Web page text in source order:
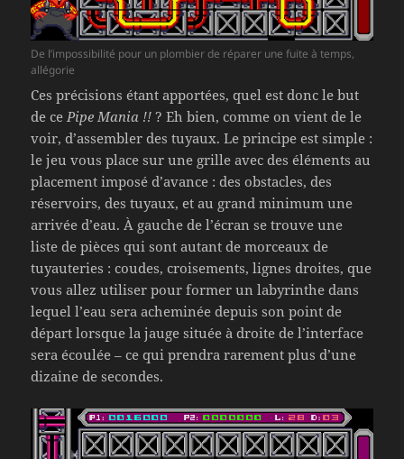
De l’impossibilité pour un plombier de réparer une fuite à temps,
allégorie
Ces précisions étant apportées, quel est donc le but
de ce Pipe Mania !!? Eh bien, comme on vient de le
voir, d’assembler des tuyaux. Le principe est simple :
le jeu vous place sur une grille avec des éléments au
placement imposé d’avance : des obstacles, des
réservoirs, des tuyaux, et au grand minimum une
arrivée d’eau. À gauche de l’écran se trouve une
liste de pièces qui sont autant de morceaux de
tuyauteries : coudes, croisements, lignes droites, que
vous allez utiliser pour former un labyrinthe dans
lequel l’eau sera acheminée depuis son point de
départ lorsque la jauge située à droite de l’interface
sera écoulée – ce qui prendra rarement plus d’une
dizaine de secondes.